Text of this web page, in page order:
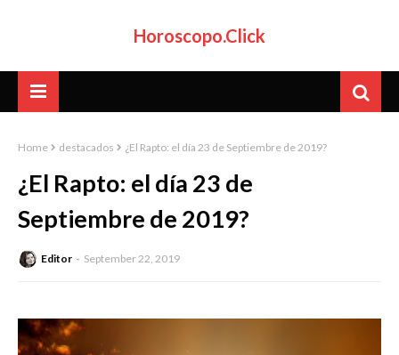
Horoscopo.Click
Home destacados ¿El Rapto: el día 23 de Septiembre de 2019?
¿El Rapto: el día 23 de
Septiembre de 2019?
Editor September 22, 2019